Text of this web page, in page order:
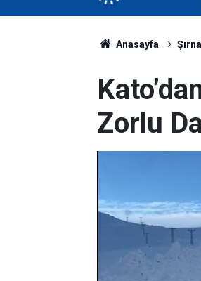
Anasayfa
Zorlu